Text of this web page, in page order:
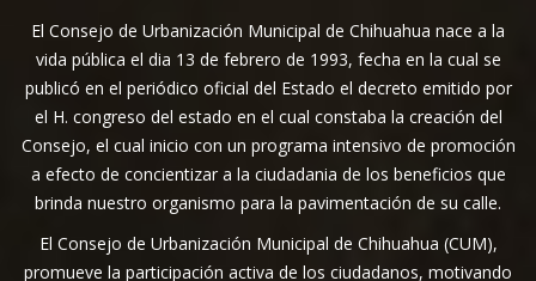
El Consejo de Urbanización Municipal de Chihuahua nace a la
vida pública el dia 13 de febrero de 1993, fecha en la cual se
publicó en el periódico oficial del Estado el decreto emitido por
el H. congreso del estado en el cual constaba la creación del
Consejo, el cual inicio con un programa intensivo de promoción
a efecto de concientizar a la ciudadania de los beneficios que
brinda nuestro organismo para la pavimentación de su calle.
El Consejo de Urbanización Municipal de Chihuahua (CUM),
promueve la participación activa de los ciudadanos, motivando